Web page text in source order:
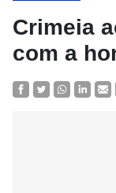
Crimeia
com a